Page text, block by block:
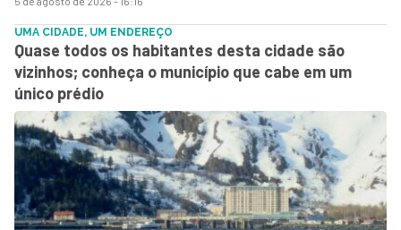
UMA CIDADE, UM ENDEREÇO
Quase todos os habitantes desta cidade são
vizinhos; conheça o município que cabe em um
único prédio